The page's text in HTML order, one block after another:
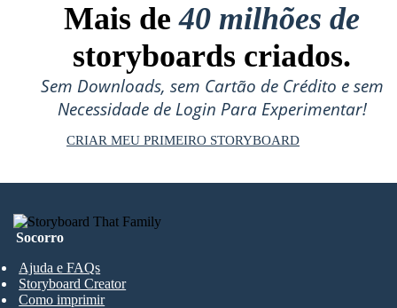
Mais de40 milhões de
storyboards criados.
Sem Downloads, sem Cartão de Crédito e sem
Necessidade de Login Para Experimentar!
CRIAR MEU PRIMEIRO STORYBOARD
Socorro
Ajuda e FAQs
Storyboard Creator
Como imprimir